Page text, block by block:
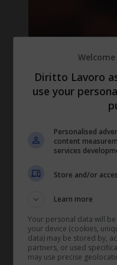
Diritto Lavoro
use your
Personalised
content
services
Store and/or
Learn more
Your personal data will
your device (cookies,
data) may be stored by,
partners, or used
may use precise